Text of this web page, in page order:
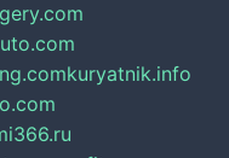
kuryatnik.info